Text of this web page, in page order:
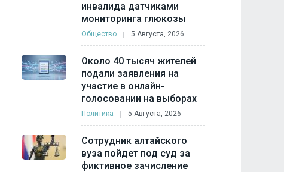
инвалида датчиками
мониторинга глюкозы
Общество 5 Августа, 2026
Около 40 тысяч жителей
подали заявления на
участие в онлайн-
голосовании на выборах
Политика 5 Августа, 2026
Сотрудник алтайского
вуза пойдет под суд за
фиктивное зачисление